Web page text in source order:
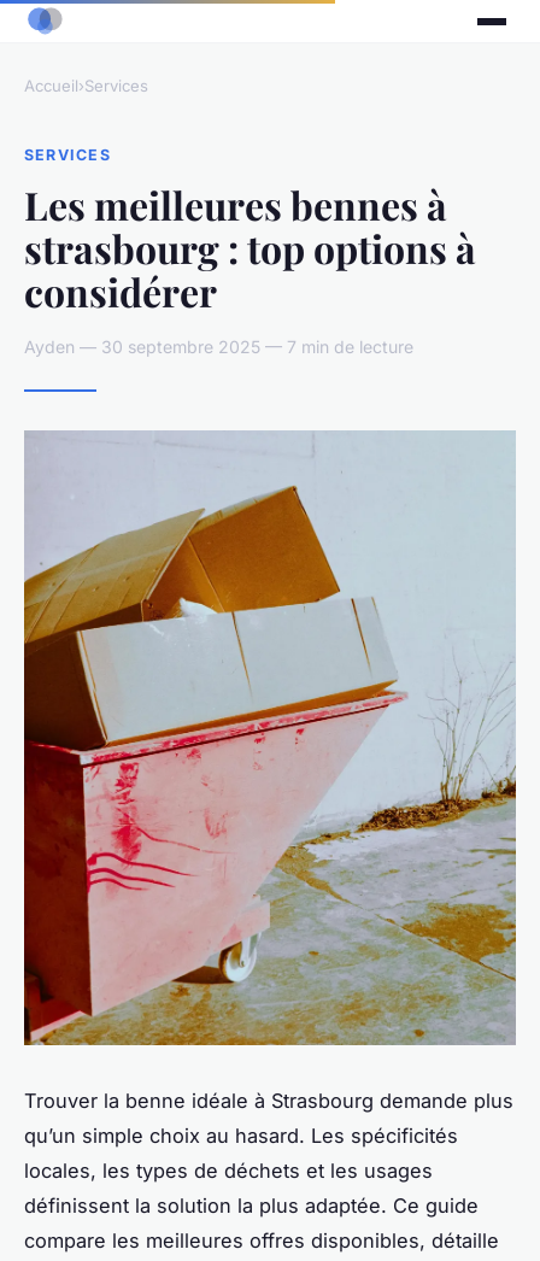
Accueil›Services
SERVICES
Les meilleures bennes à
strasbourg : top options à
considérer
Ayden — 30 septembre 2025 — 7 min de lecture
Trouver la benne idéale à Strasbourg demande plus
qu’un simple choix au hasard. Les spécificités
locales, les types de déchets et les usages
définissent la solution la plus adaptée. Ce guide
compare les meilleures offres disponibles, détaille